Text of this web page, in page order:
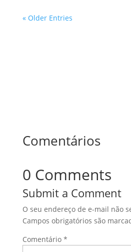
« Older Entries
Comentários
0 Comments
Submit a Comment
O seu endereço de e-mail não
Campos obrigatórios são
Comentário *